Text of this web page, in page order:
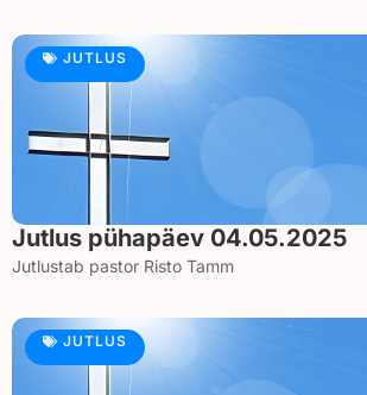
Jutlus pühapäev 04.05.2025
Jutlustab pastor Risto Tamm
JUTLUS
JUTLUS